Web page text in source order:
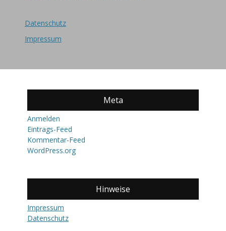
Datenschutz
Impressum
Meta
Anmelden
Eintrags-Feed
Kommentar-Feed
WordPress.org
Hinweise
Impressum
Datenschutz